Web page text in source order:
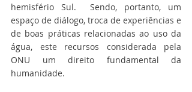
hemisfério Sul.  Sendo, portanto, um
espaço de diálogo, troca de experiências e
de boas práticas relacionadas ao uso da
água, este recursos considerada pela
ONU um direito fundamental da
humanidade.